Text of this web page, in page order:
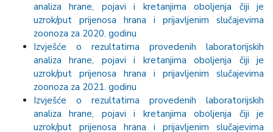
analiza hrane, pojavi i kretanjima oboljenja čiji je
uzrok/put prijenosa hrana i prijavljenim slučajevima
zoonoza za 2020. godinu
Izvješće o rezultatima provedenih laboratorijskih
analiza hrane, pojavi i kretanjima oboljenja čiji je
uzrok/put prijenosa hrana i prijavljenim slučajevima
zoonoza za 2021. godinu
Izvješće o rezultatima provedenih laboratorijskih
analiza hrane, pojavi i kretanjima oboljenja čiji je
uzrok/put prijenosa hrana i prijavljenim slučajevima